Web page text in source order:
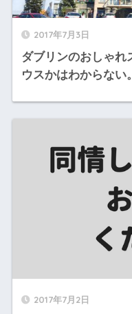
2017年7月3日
ダブリンのおしゃ
ウスかはわからない。
2017年7月2日